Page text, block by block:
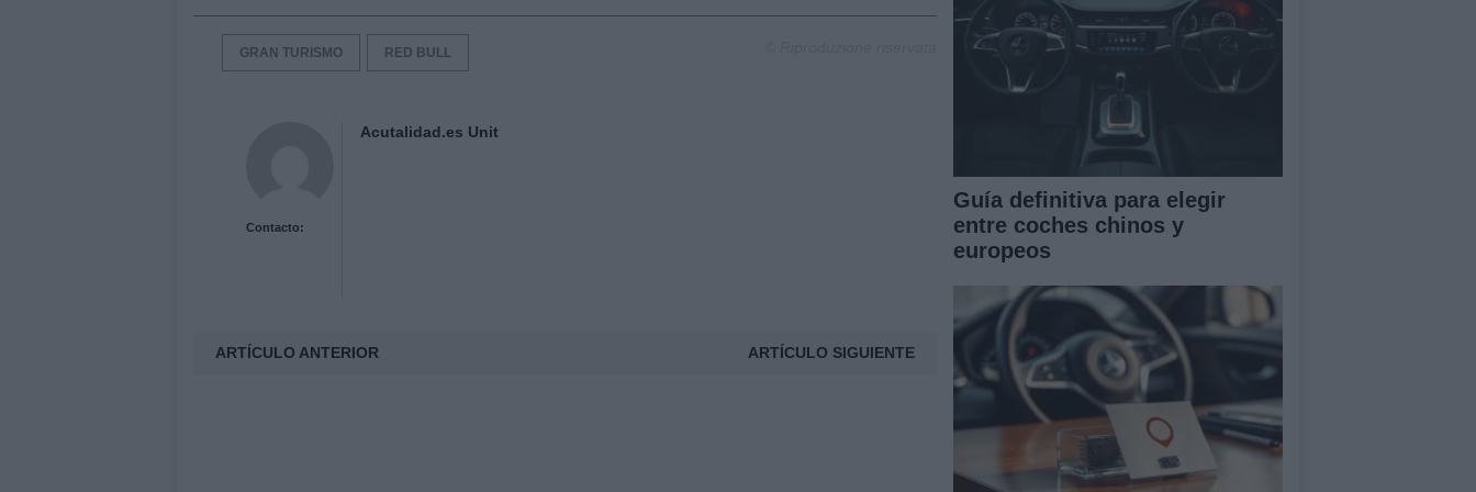
GRAN TURISMO RED BULL
Contacto:
Acutalidad.es Unit
ARTÍCULO ANTERIOR ARTÍCULO SIGUIENTE
Guía definitiva para elegir
entre coches chinos y
europeos